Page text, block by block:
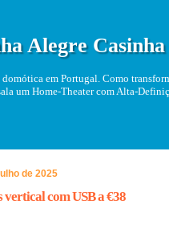
Alegre Casinha
domótica em Portugal. Como
um Home-Theater com Alta-
de 2025
vertical com USB a €38